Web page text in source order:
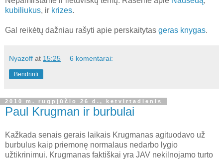
kubiliukus, ir krizes.
Gal reikėtų dažniau rašyti apie perskaitytas geras knygas.
Nyazoff at 15:25 6 komentarai:
Bendrinti
2010 m. rugpjūčio 26 d., ketvirtadienis
Paul Krugman ir burbulai
Kažkada senais gerais laikais Krugmanas agituodavo už
burbulus kaip priemonę normalaus nedarbo lygio
užtikrinimui. Krugmanas faktiškai yra JAV nekilnojamo turto